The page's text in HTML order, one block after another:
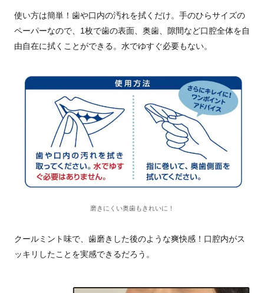
使い方は簡単！歯や口内の汚れを拭くだけ。手のひらサイズの
ペーパーなので、1枚で歯の表面、奥歯、隙間など口腔全体を自
由自在に拭くことができる。水でゆすぐ必要もない。
磨きにくい奥歯もきれいに！
クールミント味で、歯磨きした後のような爽快感！口腔内がス
ッキリしたことを実感できるだろう。